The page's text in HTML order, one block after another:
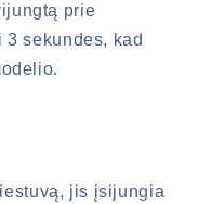
prie
sekundes, kad
jis įsijungia